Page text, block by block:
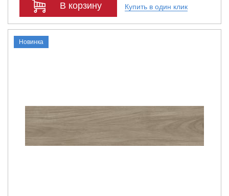
В корзину Купить в один клик
Новинка